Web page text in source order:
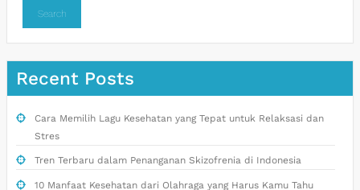
Search
Recent Posts
Cara Memilih Lagu Kesehatan yang Tepat untuk Relaksasi dan
Stres
Tren Terbaru dalam Penanganan Skizofrenia di Indonesia
10 Manfaat Kesehatan dari Olahraga yang Harus Kamu Tahu